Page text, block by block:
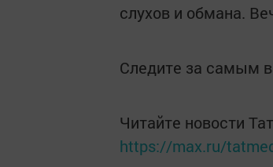
слухов и обмана.
Следите за самым
Читайте новости
https://max.ru/